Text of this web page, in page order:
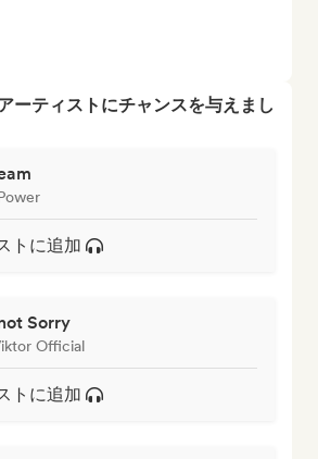
ーティストにチャンスを与えまし
トに追加
Sorry
Official
トに追加